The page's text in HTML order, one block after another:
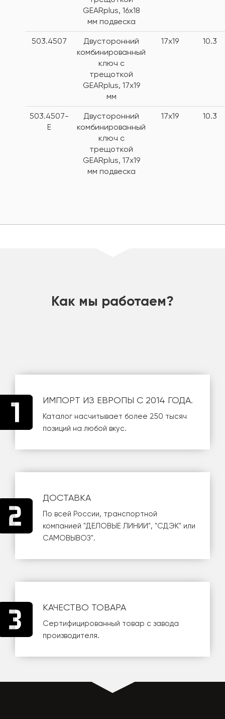
GEARplus, 16х18
мм подвеска
503.4507
Двусторонний
комбинированный
ключ с
трещоткой
GEARplus, 17x19
мм
17x19 10.3
503.4507-
E
Двусторонний
комбинированный
ключ с
трещоткой
GEARplus, 17x19
мм подвеска
17x19 10.3
Как мы работаем?
ИМПОРТ ИЗ ЕВРОПЫ С 2014 ГОДА.
Каталог насчитывает более 250 тысяч
позиций на любой вкус.
ДОСТАВКА
По всей России, транспортной
компанией "ДЕЛОВЫЕ ЛИНИИ", "СДЭК" или
САМОВЫВОЗ".
КАЧЕСТВО ТОВАРА
Сертифицированный товар с завода
производителя.